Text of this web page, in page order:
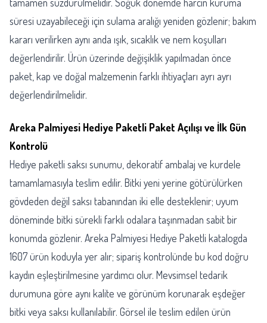
süresi uzayabileceği için sulama aralığı yeniden gözlenir; bakım
kararı verilirken aynı anda ışık, sıcaklık ve nem koşulları
değerlendirilir. Ürün üzerinde değişiklik yapılmadan önce
paket, kap ve doğal malzemenin farklı ihtiyaçları ayrı ayrı
değerlendirilmelidir.
Areka Palmiyesi Hediye Paketli Paket Açılışı ve İlk Gün
Kontrolü
Hediye paketli saksı sunumu, dekoratif ambalaj ve kurdele
tamamlamasıyla teslim edilir. Bitki yeni yerine götürülürken
gövdeden değil saksı tabanından iki elle desteklenir; uyum
döneminde bitki sürekli farklı odalara taşınmadan sabit bir
konumda gözlenir. Areka Palmiyesi Hediye Paketli katalogda
1607 ürün koduyla yer alır; sipariş kontrolünde bu kod doğru
kaydın eşleştirilmesine yardımcı olur. Mevsimsel tedarik
durumuna göre aynı kalite ve görünüm korunarak eşdeğer
bitki veya saksı kullanılabilir. Görsel ile teslim edilen ürün